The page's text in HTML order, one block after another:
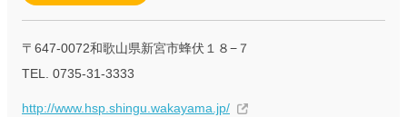
〒647-0072和歌山県新宮市蜂伏１８−７
TEL. 0735-31-3333
http://www.hsp.shingu.wakayama.jp/